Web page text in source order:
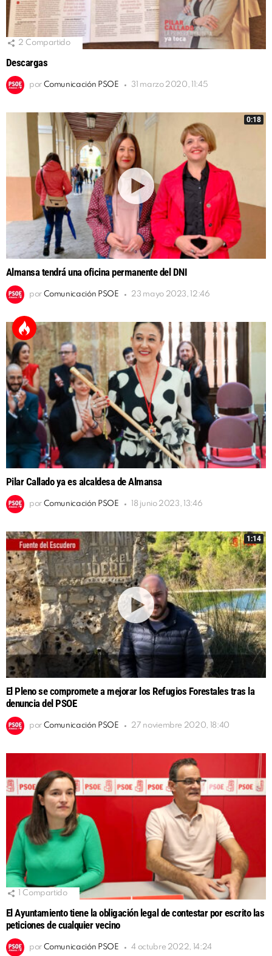
2 Compartido
Descargas
por Comunicación PSOE 31 marzo 2020, 11:45
0:18
Almansa tendrá una oficina permanente del DNI
por Comunicación PSOE 23 mayo 2023, 12:46
Pilar Callado ya es alcaldesa de Almansa
por Comunicación PSOE 18 junio 2023, 13:46
1:14
El Pleno se compromete a mejorar los Refugios Forestales tras la
denuncia del PSOE
por Comunicación PSOE 27 noviembre 2020, 18:40
Compartido
El Ayuntamiento tiene la obligación legal de contestar por escrito las
peticiones de cualquier vecino
por Comunicación PSOE 4 octubre 2022, 14:24